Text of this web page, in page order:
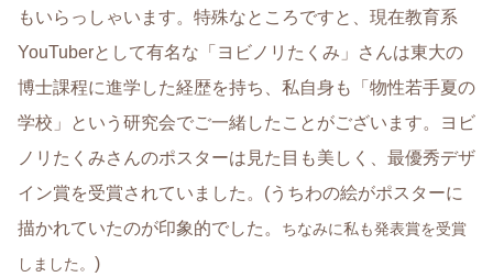
もいらっしゃいます。特殊なところですと、現在教育系
YouTuberとして有名な「ヨビノリたくみ」さんは東大の
博士課程に進学した経歴を持ち、私自身も「物性若手夏の
学校」という研究会でご一緒したことがございます。ヨビ
ノリたくみさんのポスターは見た目も美しく、最優秀デザ
イン賞を受賞されていました。(うちわの絵がポスターに
描かれていたのが印象的でした。 ちなみに私も発表賞を受賞
しました。 )